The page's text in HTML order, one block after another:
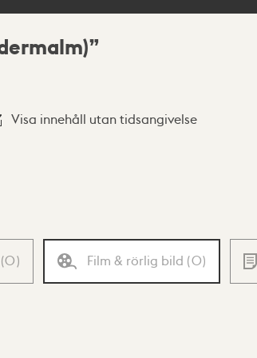
Visa innehåll utan tidsangivelse
(0) Film & rörlig bild (0)